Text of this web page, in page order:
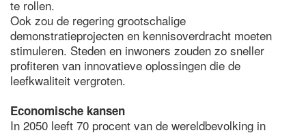
te rollen.
Ook zou de regering grootschalige
demonstratieprojecten en kennisoverdracht moeten
stimuleren. Steden en inwoners zouden zo sneller
profiteren van innovatieve oplossingen die de
leefkwaliteit vergroten.
Economische kansen
In 2050 leeft 70 procent van de wereldbevolking in